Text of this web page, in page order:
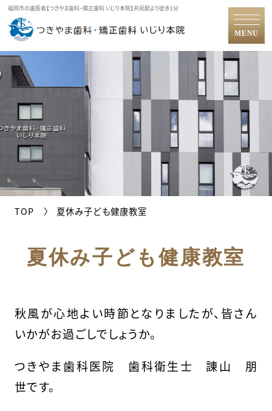
福岡市の歯医者【つきやま歯科・矯正歯科 いじり本院】井尻駅より徒歩1分
TOP 夏休み子ども健康教室
夏休み子ども健康教室
秋風が心地よい時節となりましたが、皆さん
いかがお過ごしでしょうか。
つきやま歯科医院 歯科衛生士 諌山 朋
世です。
MENU